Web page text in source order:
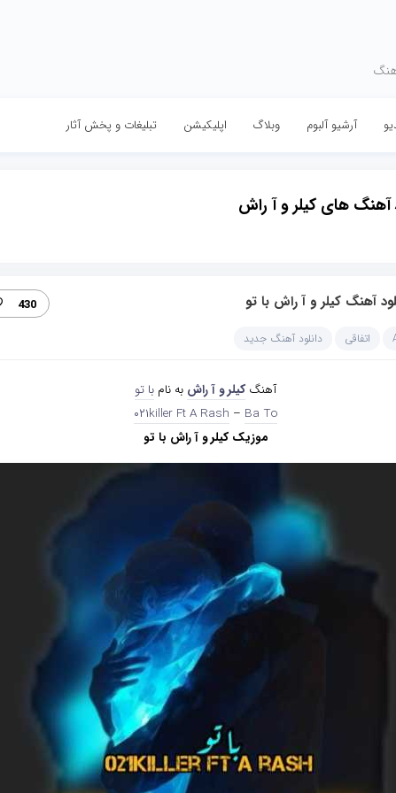
آرشیو آلبوم وبلاگ اپلیکیشن تبلیغات و پخش آثار
آهنگ های کیلر و آ راش
آهنگ کیلر و آ راش با تو 430
اتفاقی دانلود آهنگ جدید
آهنگ کیلر و آ راش به نام با تو
۰۲۱killer Ft A Rash – Ba To
موزیک کیلر و آ راش با تو